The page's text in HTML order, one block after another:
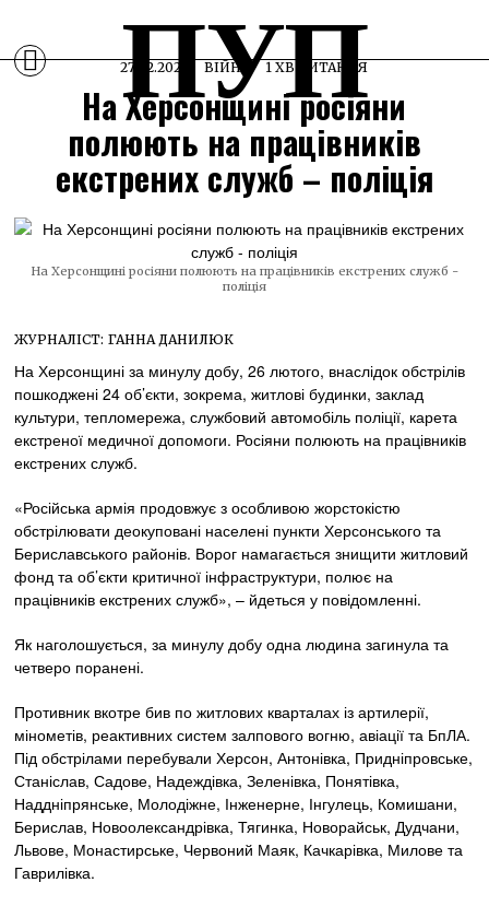
ПУП
27.02.2025 ВІЙНА 1 ХВ ЧИТАННЯ
На Херсонщині росіяни
полюють на працівників
екстрених служб – поліція
На Херсонщині росіяни полюють на працівників екстрених служб -
поліція
ЖУРНАЛІСТ: ГАННА ДАНИЛЮК
На Херсонщині за минулу добу, 26 лютого, внаслідок обстрілів
пошкоджені 24 об’єкти, зокрема, житлові будинки, заклад
культури, тепломережа, службовий автомобіль поліції, карета
екстреної медичної допомоги. Росіяни полюють на працівників
екстрених служб.
«Російська армія продовжує з особливою жорстокістю
обстрілювати деокуповані населені пункти Херсонського та
Бериславського районів. Ворог намагається знищити житловий
фонд та об’єкти критичної інфраструктури, полює на
працівників екстрених служб», – йдеться у повідомленні.
Як наголошується, за минулу добу одна людина загинула та
четверо поранені.
Противник вкотре бив по житлових кварталах із артилерії,
мінометів, реактивних систем залпового вогню, авіації та БпЛА.
Під обстрілами перебували Херсон, Антонівка, Придніпровське,
Станіслав, Садове, Надеждівка, Зеленівка, Понятівка,
Наддніпрянське, Молодіжне, Інженерне, Інгулець, Комишани,
Берислав, Новоолександрівка, Тягинка, Новорайськ, Дудчани,
Львове, Монастирське, Червоний Маяк, Качкарівка, Милове та
Гаврилівка.